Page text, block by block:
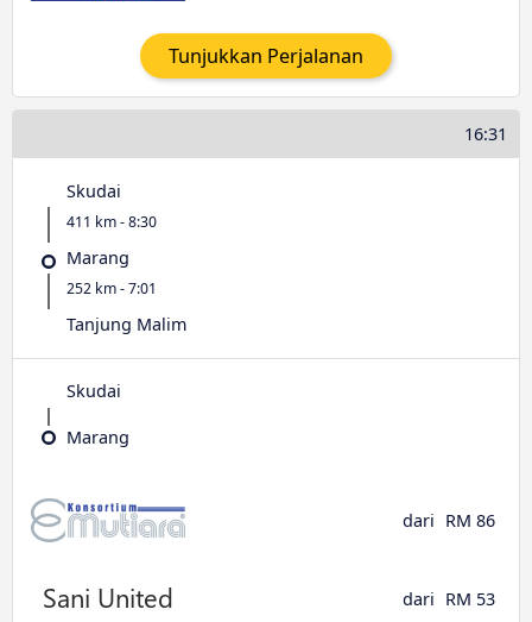
Tunjukkan Perjalanan
16:31
Skudai
411 km - 8:30
Marang
252 km - 7:01
Tanjung Malim
Skudai
Marang
dari RM 86
dari RM 53